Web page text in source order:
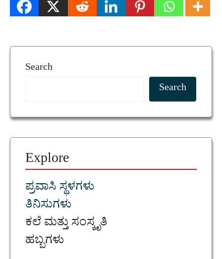
Search
Search
Explore
ಪ್ರವಾಸಿ ಸ್ಥಳಗಳು
ತಿನಿಸುಗಳು
ಕಲೆ ಮತ್ತು ಸಂಸ್ಕೃತಿ
ಹಬ್ಬಗಳು